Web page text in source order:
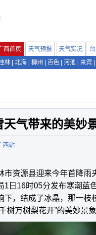
西首页 天气预报 天气实况
林 北海 柳州 百色 河池 来宾
天气带来的美妙
西站
市资源县迎来今年首降雨
日16时05分发布寒潮蓝
下，结成了冰晶，那一枝
树万树梨花开”的美妙景